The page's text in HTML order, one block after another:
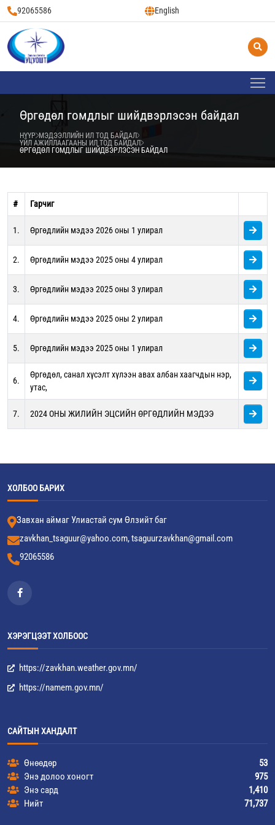
92065586 English
Өргөдөл гомдлыг шийдвэрлэсэн байдал
НҮҮР МЭДЭЭЛЛИЙН ИЛ ТОД БАЙДАЛ
ҮЙЛ АЖИЛЛААГААНЫ ИЛ ТОД БАЙДАЛ
ӨРГӨДӨЛ ГОМДЛЫГ ШИЙДВЭРЛЭСЭН БАЙДАЛ
# Гарчиг
1. Өргөдлийн мэдээ 2026 оны 1 улирал
2. Өргөдлийн мэдээ 2025 оны 4 улирал
3. Өргөдлийн мэдээ 2025 оны 3 улирал
4. Өргөдлийн мэдээ 2025 оны 2 улирал
5. Өргөдлийн мэдээ 2025 оны 1 улирал
6.
Өргөдөл, санал хүсэлт хүлээн авах албан хаагчдын нэр,
утас,
7. 2024 ОНЫ ЖИЛИЙН ЭЦСИЙН ӨРГӨДЛИЙН МЭДЭЭ
ХОЛБОО БАРИХ
Завхан аймаг Улиастай сум Өлзийт баг
zavkhan_tsaguur@yahoo.com, tsaguurzavkhan@gmail.com
92065586
ХЭРЭГЦЭЭТ ХОЛБООС
https://zavkhan.weather.gov.mn/
https://namem.gov.mn/
САЙТЫН ХАНДАЛТ
Өнөөдөр
53
Энэ долоо хоногт
975
Энэ сард
1,410
Нийт
71,737